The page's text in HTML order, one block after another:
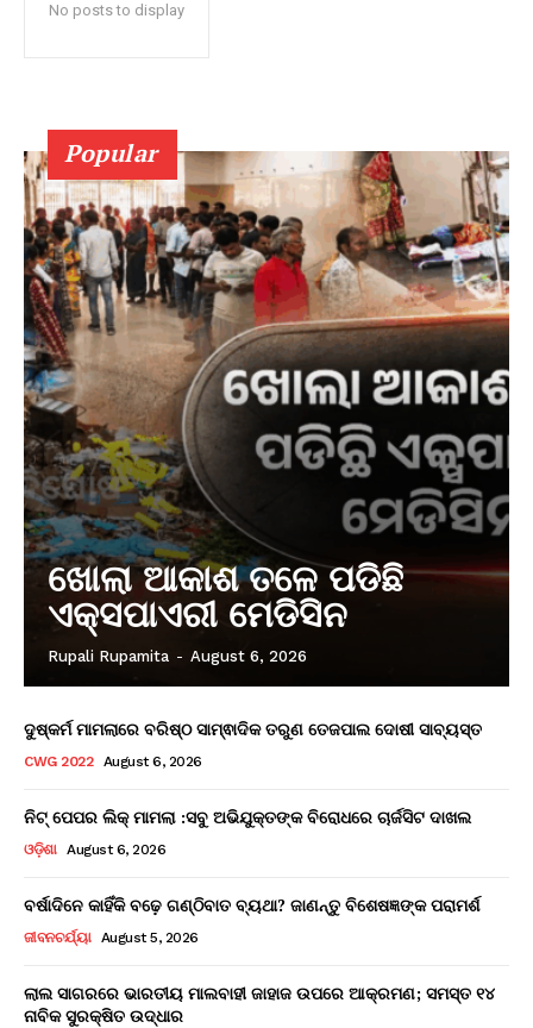
No posts to display
Popular
ଖୋଲା ଆକାଶ ତଳେ ପଡିଛି
ଏକ୍ସପାଏରୀ ମେଡିସିନ
Rupali Rupamita - August 6, 2026
ଦୁଷ୍କର୍ମ ମାମଲାରେ ବରିଷ୍ଠ ସାମ୍ଵାଦିକ ତରୁଣ ତେଜପାଲ ଦୋଷୀ ସାବ୍ୟସ୍ତ
CWG 2022 August 6, 2026
ନିଟ୍ ପେପର ଲିକ୍ ମାମଲା :ସବୁ ଅଭିଯୁକ୍ତଙ୍କ ବିରୋଧରେ ଚାର୍ଜସିଟ ଦାଖଲ
ଓଡ଼ିଶା August 6, 2026
ବର୍ଷାଦିନେ କାହିଁକି ବଢ଼େ ଗଣ୍ଠିବାତ ବ୍ୟଥା? ଜାଣନ୍ତୁ ବିଶେଷଜ୍ଞଙ୍କ ପରାମର୍ଶ
ଜୀବନଚର୍ଯ୍ୟା August 5, 2026
ଲାଲ ସାଗରରେ ଭାରତୀୟ ମାଲବାହୀ ଜାହାଜ ଉପରେ ଆକ୍ରମଣ; ସମସ୍ତ ୧୪
ନାବିକ ସୁରକ୍ଷିତ ଉଦ୍ଧାର